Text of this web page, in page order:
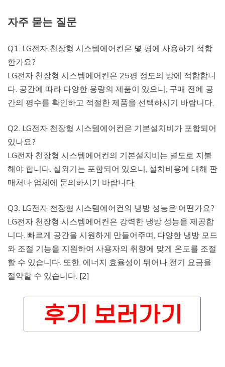
자주 묻는 질문
Q1. LG전자 천장형 시스템에어컨은 몇 평에 사용하기 적합
한가요?
LG전자 천장형 시스템에어컨은 25평 정도의 방에 적합합니
다. 공간에 따라 다양한 용량의 제품이 있으니, 구매 전에 공
간의 평수를 확인하고 적절한 제품을 선택하시기 바랍니다.
Q2. LG전자 천장형 시스템에어컨은 기본설치비가 포함되어
있나요?
LG전자 천장형 시스템에어컨의 기본설치비는 별도로 지불
해야 합니다. 실외기는 포함되어 있으니, 설치비용에 대해 판
매처나 업체에 문의하시기 바랍니다.
Q3. LG전자 천장형 시스템에어컨의 냉방 성능은 어떤가요?
LG전자 천장형 시스템에어컨은 강력한 냉방 성능을 제공합
니다. 빠르게 공간을 시원하게 만들어주며, 다양한 냉방 모드
와 조절 기능을 지원하여 사용자의 취향에 맞게 온도를 조절
할 수 있습니다. 또한, 에너지 효율성이 뛰어나 전기 요금을
절약할 수 있습니다. [2]